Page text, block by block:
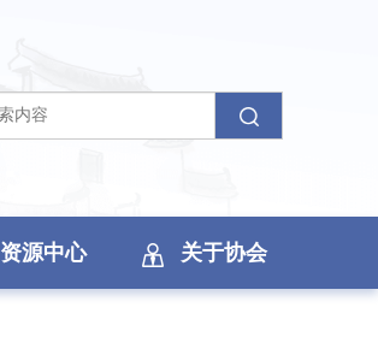
资源中心 关于协会